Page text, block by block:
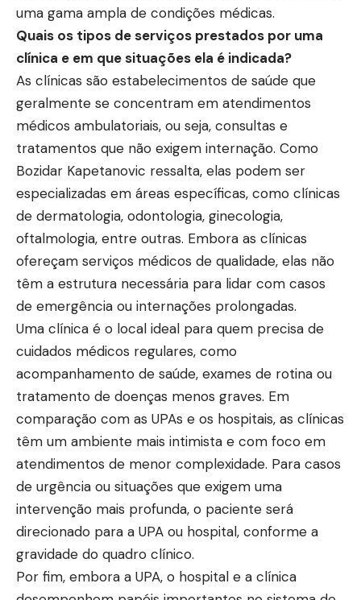
uma gama ampla de condições médicas.
Quais os tipos de serviços prestados por uma
clínica e em que situações ela é indicada?
As clínicas são estabelecimentos de saúde que
geralmente se concentram em atendimentos
médicos ambulatoriais, ou seja, consultas e
tratamentos que não exigem internação. Como
Bozidar Kapetanovic ressalta, elas podem ser
especializadas em áreas específicas, como clínicas
de dermatologia, odontologia, ginecologia,
oftalmologia, entre outras. Embora as clínicas
ofereçam serviços médicos de qualidade, elas não
têm a estrutura necessária para lidar com casos
de emergência ou internações prolongadas.
Uma clínica é o local ideal para quem precisa de
cuidados médicos regulares, como
acompanhamento de saúde, exames de rotina ou
tratamento de doenças menos graves. Em
comparação com as UPAs e os hospitais, as clínicas
têm um ambiente mais intimista e com foco em
atendimentos de menor complexidade. Para casos
de urgência ou situações que exigem uma
intervenção mais profunda, o paciente será
direcionado para a UPA ou hospital, conforme a
gravidade do quadro clínico.
Por fim, embora a UPA, o hospital e a clínica